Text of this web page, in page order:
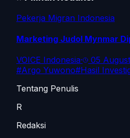
Pekerja Migran Indonesia
Marketing Judol Mynmar
VOICE Indonesia·
05
#Argo Yuwono#Hasil
Tentang Penulis
R
Redaksi